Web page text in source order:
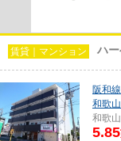
賃貸｜マンション ハ
阪和線
和歌
和歌
5.85